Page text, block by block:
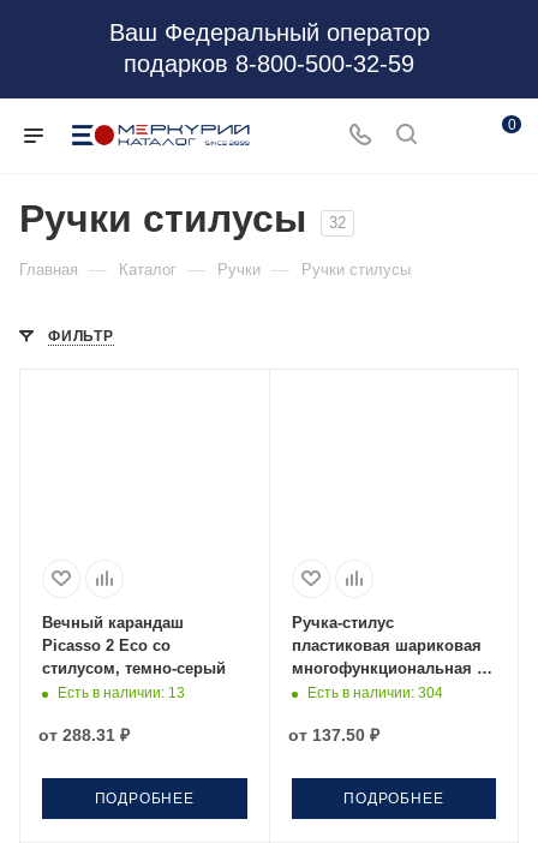
Ваш Федеральный оператор
подарков 8-800-500-32-59
0
Ручки стилусы 32
Главная — Каталог — Ручки — Ручки стилусы
ФИЛЬТР
Вечный карандаш
Picasso 2 Eco со
стилусом, темно-серый
Есть в наличии: 13
от 288.31 ₽
ПОДРОБНЕЕ
Ручка-стилус
пластиковая шариковая
многофункциональная (6
функций) Multy,
Есть в наличии: 304
от 137.50 ₽
ПОДРОБНЕЕ